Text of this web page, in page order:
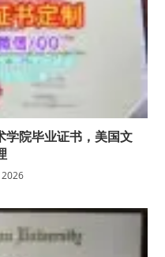
学院毕业证书，美国文